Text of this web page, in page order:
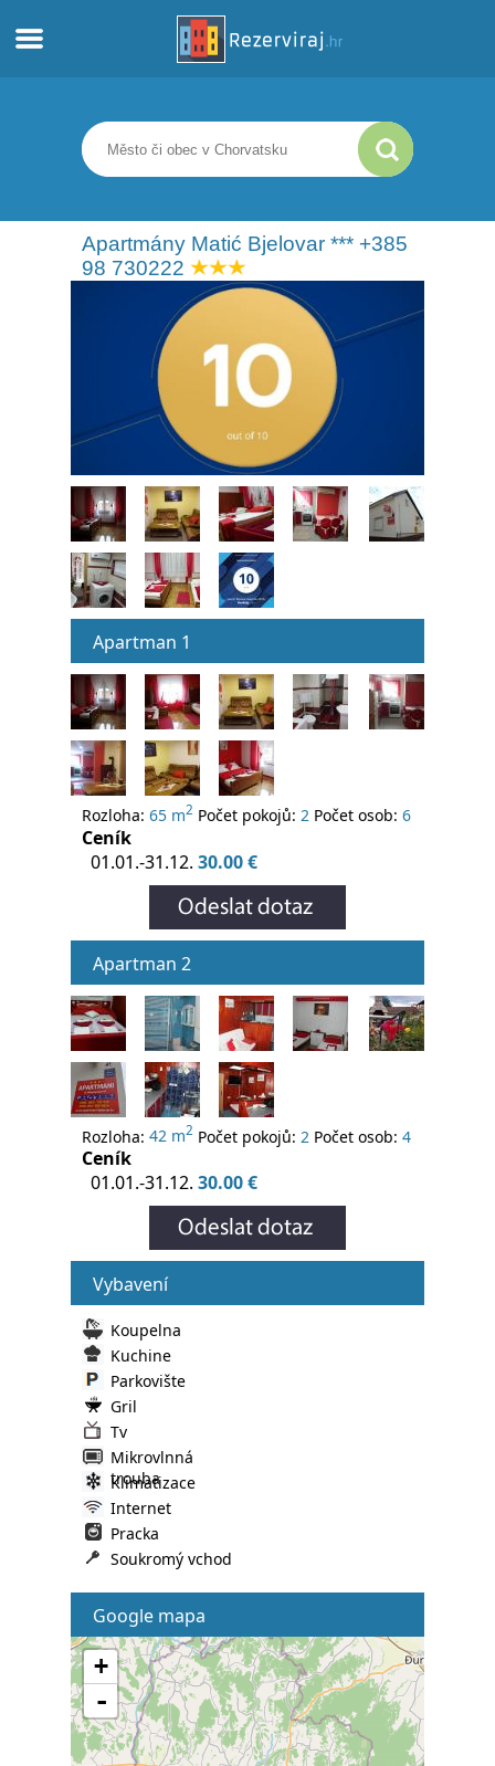
Apartmány
Turistické informace
Seznamte se s Chorvatskem
Apartmány Matić Bjelovar *** +385
98 730222
Apartman 1
Rozloha: 65 m2 Počet pokojů: 2 Počet osob: 6
Ceník
01.01.-31.12. 30.00 €
Apartman 2
Rozloha: 42 m2 Počet pokojů: 2 Počet osob: 4
Ceník
01.01.-31.12. 30.00 €
Vybavení
Koupelna
Kuchine
Parkovište
Gril
Tv
Mikrovlnná
trouba
Klimatizace
Internet
Pracka
Soukromý vchod
Google mapa